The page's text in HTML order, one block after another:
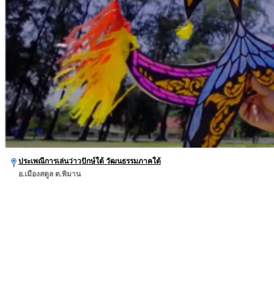
ประเพณีการเล่นว่าวปักษ์ใต้ วัฒนธรรมภาคใต้
อ.เมืองสตูล ต.พิมาน